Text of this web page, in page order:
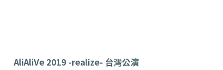
AliAliVe 2019 -realize- 台灣公演